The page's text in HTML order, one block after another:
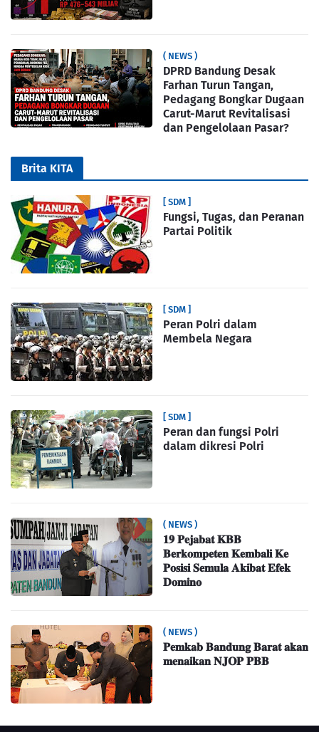
( NEWS )
DPRD Bandung Desak
Farhan Turun Tangan,
Pedagang Bongkar Dugaan
Carut-Marut Revitalisasi
dan Pengelolaan Pasar?
Brita KITA
[ SDM ]
Fungsi, Tugas, dan Peranan
Partai Politik
[ SDM ]
Peran Polri dalam
Membela Negara
[ SDM ]
Peran dan fungsi Polri
dalam dikresi Polri
( NEWS )
𝟏𝟗 𝐏𝐞𝐣𝐚𝐛𝐚𝐭 𝐊𝐁𝐁
𝐁𝐞𝐫𝐤𝐨𝐦𝐩𝐞𝐭𝐞𝐧 𝐊𝐞𝐦𝐛𝐚𝐥𝐢 𝐊𝐞
𝐏𝐨𝐬𝐢𝐬𝐢 𝐒𝐞𝐦𝐮𝐥𝐚 𝐀𝐤𝐢𝐛𝐚𝐭 𝐄𝐟𝐞𝐤
𝐃𝐨𝐦𝐢𝐧𝐨
( NEWS )
𝐏𝐞𝐦𝐤𝐚𝐛 𝐁𝐚𝐧𝐝𝐮𝐧𝐠 𝐁𝐚𝐫𝐚𝐭 𝐚𝐤𝐚𝐧
𝐦𝐞𝐧𝐚𝐢𝐤𝐚𝐧 𝐍𝐉𝐎𝐏 𝐏𝐁𝐁